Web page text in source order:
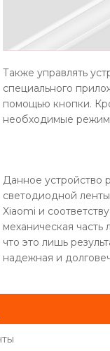
Также управлять
специального
помощью кнопки.
необходимые
Данное устройство
светодиодной
Xiaomi и
механическая
что это лишь
надежная и